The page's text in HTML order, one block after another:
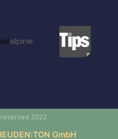
2022
GmbH